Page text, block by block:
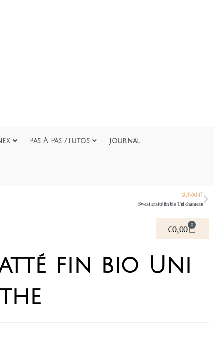
Pas À Pas /Tutos Journal
SUIVANT
Sweat gratté fin bio Uni chameau
€0,00 0
fin bio Uni